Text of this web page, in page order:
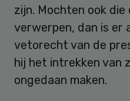
zijn. Mochten ook
verwerpen, dan is er
vetorecht van de
hij het intrekken van
ongedaan maken.